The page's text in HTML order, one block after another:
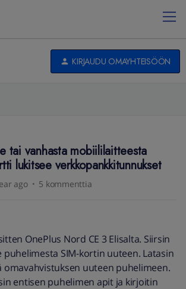
KIRJAUDU OMAYHTEISÖÖN
tai vanhasta mobiililaitteesta
lukitsee verkkopankkitunnukset
ago 5 kommenttia
OnePlus Nord CE 3 Elisalta. Siirsin
puhelimesta SIM-kortin uuteen. Latasin
omavahvistuksen uuteen puhelimeen.
entisen puhelimen apit ja kirjoitin